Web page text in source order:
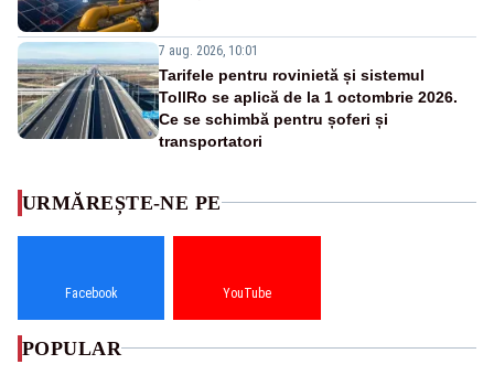
7 aug. 2026, 10:01
Tarifele pentru rovinietă și sistemul
TollRo se aplică de la 1 octombrie 2026.
Ce se schimbă pentru șoferi și
transportatori
URMĂREȘTE-NE PE
Facebook YouTube
POPULAR